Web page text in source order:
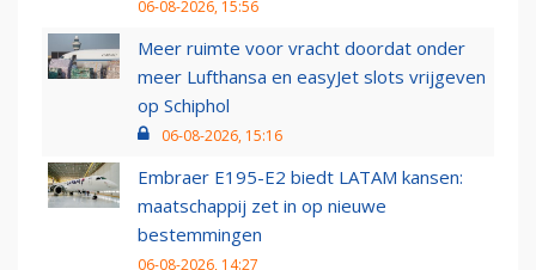
06-08-2026, 15:56
Meer ruimte voor vracht doordat onder
meer Lufthansa en easyJet slots vrijgeven
op Schiphol
06-08-2026, 15:16
Embraer E195-E2 biedt LATAM kansen:
maatschappij zet in op nieuwe
bestemmingen
06-08-2026, 14:27